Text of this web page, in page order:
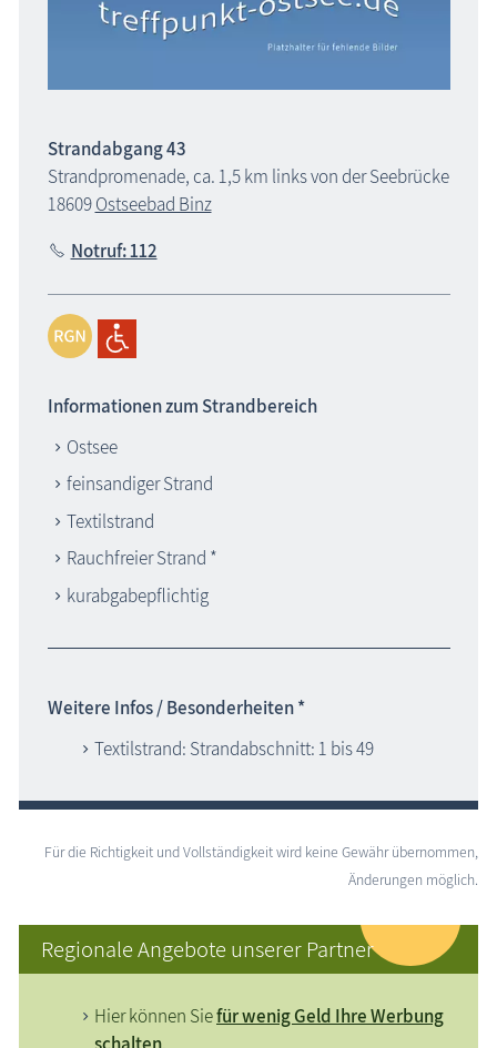
Strandabgang 43
Strandpromenade, ca. 1,5 km links von der Seebrücke
18609Ostseebad Binz
Notruf: 112
Informationen zum Strandbereich
Ostsee
feinsandiger Strand
Textilstrand
Rauchfreier Strand *
kurabgabepflichtig
Weitere Infos / Besonderheiten *
Textilstrand: Strandabschnitt: 1 bis 49
Für die Richtigkeit und Vollständigkeit wird keine Gewähr übernommen,
Änderungen möglich.
Regionale Angebote unserer Partner
Hier können Siefür wenig Geld Ihre Werbung